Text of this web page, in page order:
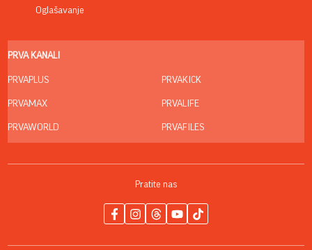
Oglašavanje
PRVA KANALI
PRVAPLUS
PRVAMAX
PRVAWORLD
PRVAKICK
PRVALIFE
PRVAFILES
Pratite nas